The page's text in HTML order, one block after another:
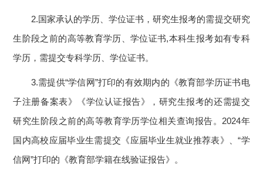
2.国家承认的学历、学位证书，研究生报考的需提交研究
生阶段之前的高等教育学历、学位证书,本科生报考如有专科
学历，需提交专科学历、学位证书。
3.需提供“学信网”打印的有效期内的《教育部学历证书电
子注册备案表》《学位认证报告》，研究生报考的还需提交
研究生阶段之前的高等教育学历学位相关查询报告。2024年
国内高校应届毕业生需提交《应届毕业生就业推荐表》、“学
信网”打印的《教育部学籍在线验证报告》。